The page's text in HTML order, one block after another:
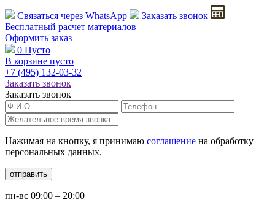
Связаться через WhatsApp
Заказать звонок
Бесплатный расчет материалов
Оформить заказ
0 Пусто
В корзине пусто
+7 (495) 132-03-32
Заказать звонок
Заказать звонок
Нажимая на кнопку, я принимаю соглашение на обработку
персональных данных.
отправить
пн-вс 09:00 – 20:00